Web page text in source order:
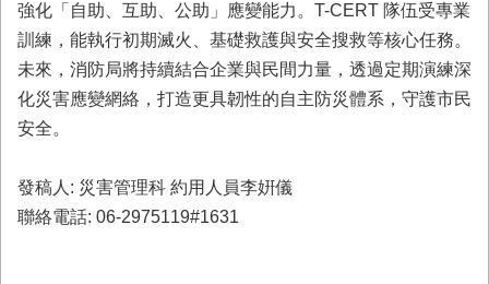
網
站
導
覽
回
南
市
政
強化「自助、互助、公助」應變能力。T-CERT 隊伍受專業
訓練，能執行初期滅火、基礎救護與安全搜救等核心任務。
未來，消防局將持續結合企業與民間力量，透過定期演練深
化災害應變網絡，打造更具韌性的自主防災體系，守護市民
安全。
發稿人: 災害管理科 約用人員李姸儀
聯絡電話: 06-2975119#1631